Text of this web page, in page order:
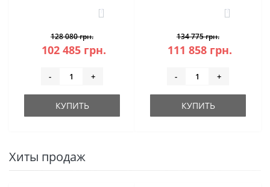
1
128 080 грн.
102 485 грн.
- +
КУПИТЬ
1
134 775 грн.
111 858 грн.
- +
КУПИТЬ
Хиты продаж